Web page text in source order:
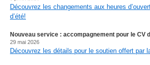
Découvrez les changements aux heures
d’été!
Nouveau service : accompagnement pour le CV
29 mai 2026
Découvrez les détails pour le soutien offert par